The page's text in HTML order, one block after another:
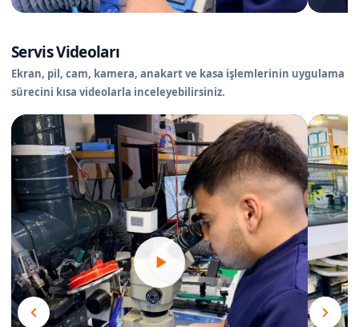
Servis Videoları
Ekran, pil, cam, kamera, anakart ve kasa işlemlerinin uygulama
sürecini kısa videolarla inceleyebilirsiniz.